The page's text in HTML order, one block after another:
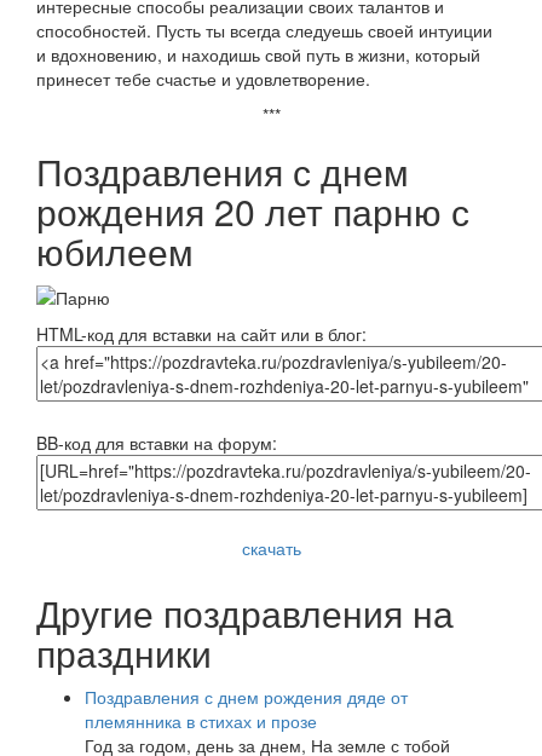
интересные способы реализации своих талантов и
способностей. Пусть ты всегда следуешь своей интуиции
и вдохновению, и находишь свой путь в жизни, который
принесет тебе счастье и удовлетворение.
***
Поздравления с днем
рождения 20 лет парню с
юбилеем
HTML-код для вставки на сайт или в блог:
BB-код для вставки на форум:
скачать
Другие поздравления на
праздники
Поздравления с днем рождения дяде от
племянника в стихах и прозе
Год за годом, день за днем, На земле с тобой